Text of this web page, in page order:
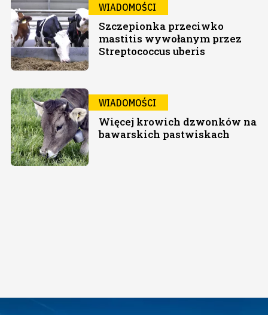
WIADOMOŚCI
Szczepionka przeciwko
mastitis wywołanym przez
Streptococcus uberis
WIADOMOŚCI
Więcej krowich dzwonków na
bawarskich pastwiskach